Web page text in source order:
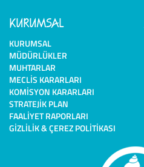
KURUMSAL
KURUMSAL
MÜDÜRLÜKLER
MUHTARLAR
MECLIS KARARLARI
KOMISYON KARARLARI
STRATEJIK PLAN
FAALIYET RAPORLARI
GIZLILIK & ÇEREZ POLITIKASI